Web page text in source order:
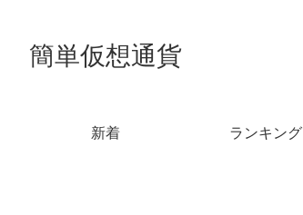
簡単仮想通貨
新着 ランキング